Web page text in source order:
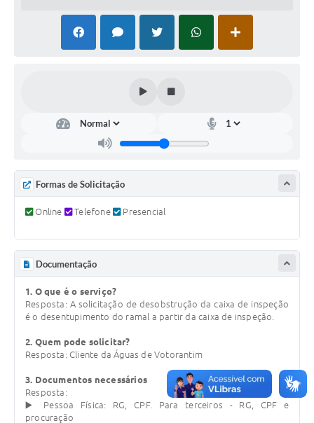
Plano Municipal de Saneamento Básico
Manual para arquivo de remessa – NFSe
Lei de Acesso à Informação
Galeria de Vídeos
IPTU Selo Verde
Notícias
Formas de Solicitação
Online Telefone Presencial
Documentação
1. O que é o serviço?
Resposta: A solicitação de desobstrução da caixa de inspeção
é o desentupimento do ramal a partir da caixa de inspeção.
2. Quem pode solicitar?
Resposta: Cliente da Águas de Votorantim
3. Documentos necessários
Resposta:
▶️ Pessoa Física: RG, CPF. Para terceiros - RG, CPF e
procuração